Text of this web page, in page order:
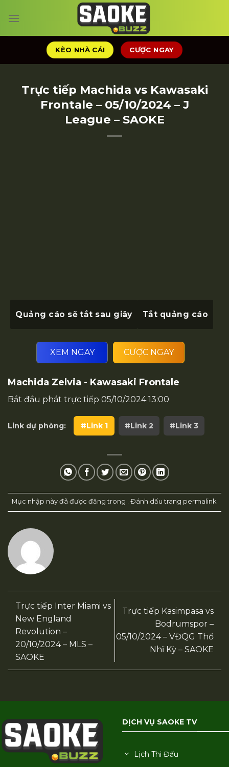
đến
KÈO NHÀ CÁI CƯỢC NGAY
Trực tiếp Machida vs Kawasaki
Frontale – 05/10/2024 – J
League – SAOKE
Quảng cáo sẽ tắt sau giây Tắt quảng cáo
XEM NGAY CƯỢC NGAY
Machida Zelvia - Kawasaki Frontale
Bắt đầu phát trực tiếp 05/10/2024 13:00
Link dự phòng: #Link 1 #Link 2 #Link 3
Mục nhập này đã được đăng trong . Đánh dấu trang permalink.
Trực tiếp Inter Miami vs
New England
Revolution –
20/10/2024 – MLS –
SAOKE
Trực tiếp Kasimpasa vs
Bodrumspor –
05/10/2024 – VĐQG Thổ
Nhĩ Kỳ – SAOKE
DỊCH VỤ SAOKE TV
Lịch Thi Đấu